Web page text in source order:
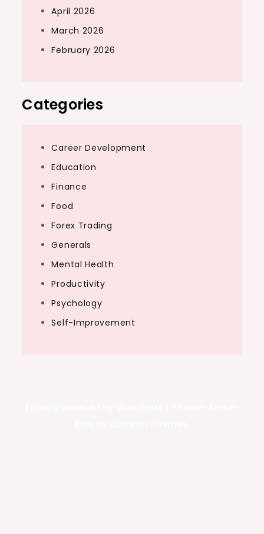
April 2026
March 2026
February 2026
Categories
Career Development
Education
Finance
Food
Forex Trading
Generals
Mental Health
Productivity
Psychology
Self-Improvement